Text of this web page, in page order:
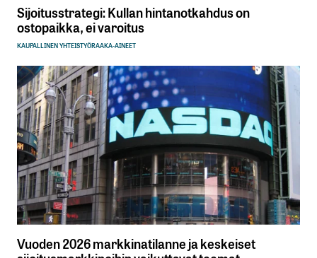
Sijoitusstrategi: Kullan hintanotkahdus on
ostopaikka, ei varoitus
KAUPALLINEN YHTEISTYÖRAAKA-AINEET
Vuoden 2026 markkinatilanne ja keskeiset